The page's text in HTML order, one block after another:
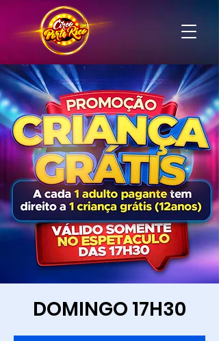
DOMINGO 17H30